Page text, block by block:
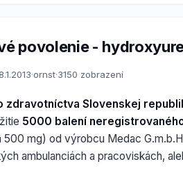
povolenie -
·ornst·3150 zobrazení
zdravotníctva Slovenskej
5000 balení
500 mg) od výrobcu Medac
ambulanciách a pracoviskách,